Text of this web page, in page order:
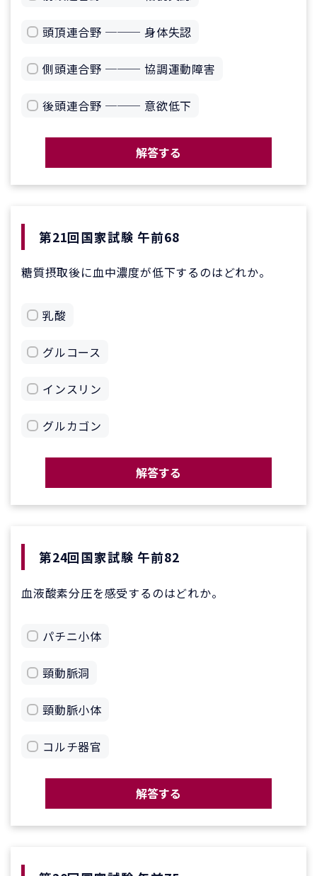
頭頂連合野 ─── 身体失認
側頭連合野 ─── 協調運動障害
後頭連合野 ─── 意欲低下
解答する
第21回国家試験 午前68
糖質摂取後に血中濃度が低下するのはどれか。
乳酸
グルコース
インスリン
グルカゴン
解答する
第24回国家試験 午前82
血液酸素分圧を感受するのはどれか。
パチニ小体
頸動脈洞
頸動脈小体
コルチ器官
解答する